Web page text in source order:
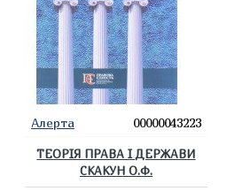
Алерта 00000043223
ТЕОРІЯ ПРАВА І ДЕРЖАВИ
СКАКУН О.Ф.